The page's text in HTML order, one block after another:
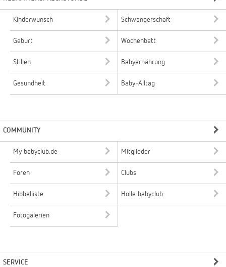
Kinderwunsch Schwangerschaft
Geburt Wochenbett
Stillen Babyernährung
Gesundheit Baby-Alltag
COMMUNITY
My babyclub.de Mitglieder
Foren Clubs
Hibbelliste Holle babyclub
Fotogalerien
SERVICE